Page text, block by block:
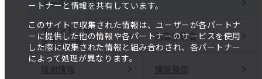
ートナーと情報を共有しています。
このサイトで収集された情報は、ユーザーが各パートナ
ーに提供した他の情報や各パートナーのサービスを使用
した際に収集された情報と組み合わされ、各パートナー
によって処理が異なります。
メールマガジン
イベント・セ
ミナー一覧
調査報告書